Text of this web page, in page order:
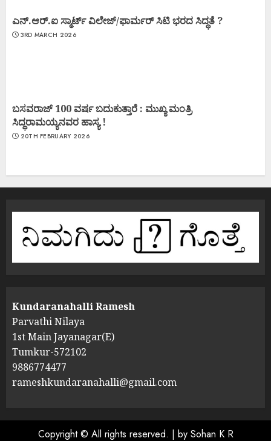
ಎನ್.ಆರ್.ಐ ಸ್ಮಾರ್ಟ್ ವಿಲೇಜ್/ಫಾರ್ಮರ್ ಸಿಟಿ ಭರದ ಸಿದ್ಧತೆ ?
3RD MARCH 2026
ಬಸವರಾಜ್ 100 ವರ್ಷ ಬದುಕುತ್ತಾರೆ : ಮುಖ್ಯ ಮಂತ್ರಿ
ಸಿದ್ಧರಾಮಯ್ಯನವರ ಹಾಸ್ಯ !
20TH FEBRUARY 2026
Kundaranahalli Ramesh
Parvathi Nilaya
1st Main Jayanagar(E)
Tumkur-572102
9886774477
rameshkundaranahalli@gmail.com
Copyright © All rights reserved. | by Sohan K R